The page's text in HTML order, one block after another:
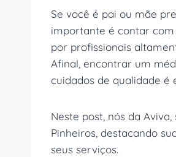
Se você é pai ou mãe
importante é contar com
por profissionais
Afinal, encontrar um
cuidados de qualidade é
Neste post, nós da
Pinheiros, destacando
seus serviços.